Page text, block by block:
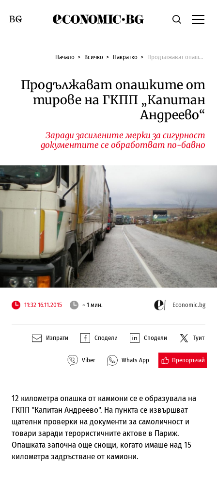
Economic.bgТърсене
Смяна на език
Начало Всичко Накратко Продължават опашките от тирове на ГКПП „Капитан Андреево“
Продължават опашките от
тирове на ГКПП „Капитан
Андреево“
Заради засилените мерки за сигурност
документите се обработват по-бавно
11:32 16.11.2015 ~ 1 мин. Economic.bg
Изпрати Сподели Сподели Туит
Viber Whats App Препоръчай
12 километра опашка от камиони се е образувала на
ГКПП "Капитан Андреево". На пункта се извършват
щателни проверки на документи за самоличност и
товари заради терористичните актове в Париж.
Опашката започна още снощи, когато имаше над 15
километра задръстване от камиони.